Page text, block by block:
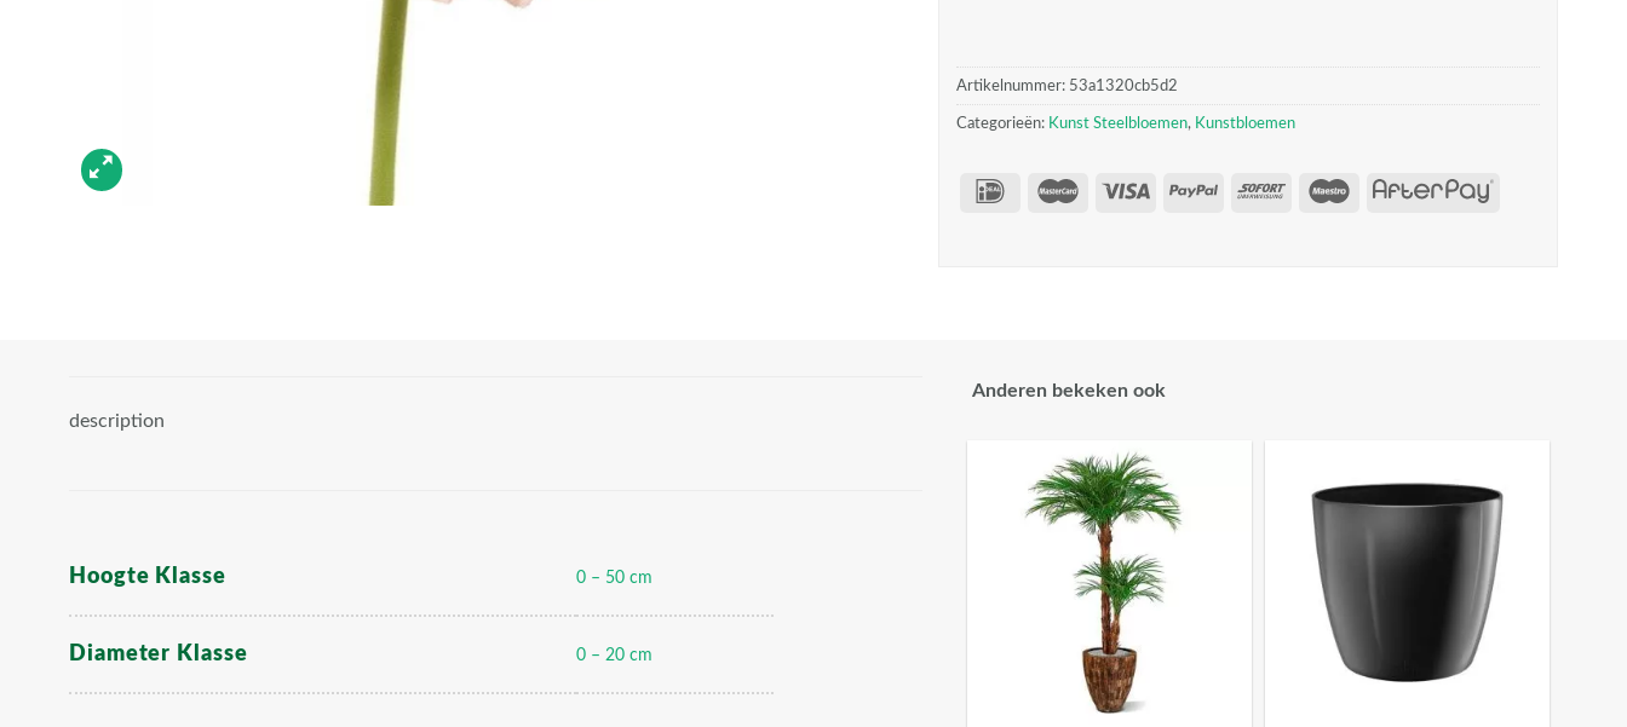
Artikelnummer: 53a1320cb5d2
Categorieën: Kunst Steelbloemen, Kunstbloemen
description
Hoogte Klasse 0 – 50 cm
Diameter Klasse 0 – 20 cm
Anderen bekeken ook